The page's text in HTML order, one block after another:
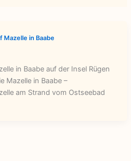
Mazelle in Baabe
in Baabe auf der Insel Rügen
Mazelle in Baabe –
am Strand vom Ostseebad